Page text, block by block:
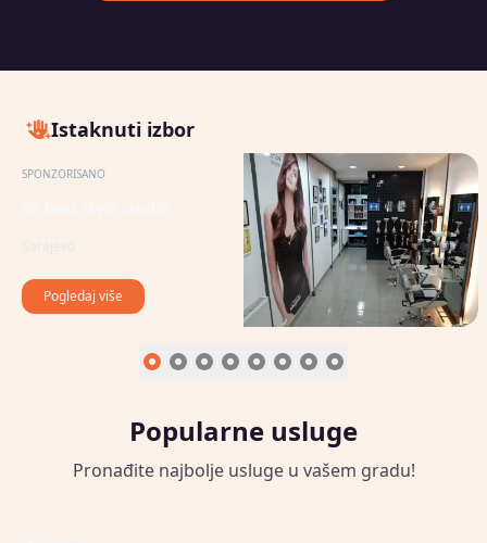
Istaknuti izbor
SPONZORISANO
Pogledaj više
Popularne usluge
Pronađite najbolje usluge u vašem gradu!